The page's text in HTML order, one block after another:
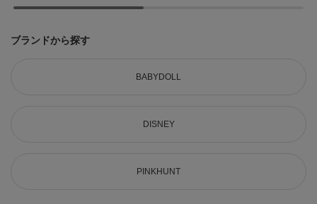
ブランドから探す
BABYDOLL
DISNEY
PINKHUNT